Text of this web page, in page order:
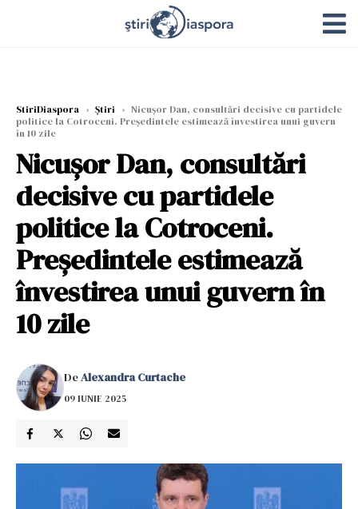
StiriDiaspora › Știri › Nicușor Dan, consultări decisive cu partidele
politice la Cotroceni. Președintele estimează învestirea unui guvern
în 10 zile
Nicușor Dan, consultări
decisive cu partidele
politice la Cotroceni.
Președintele estimează
învestirea unui guvern în
10 zile
DeAlexandra Curtache
09 IUNIE 2025